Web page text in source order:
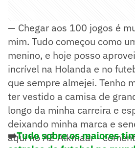
— Chegar aos 100 jogos é
mim. Tudo começou como
menino, e hoje posso
incrível na Holanda e no
que sempre almejei. Tenho
ter vestido a camisa de
longo da minha carreira e
deixando minha marca e
aqui no AZ Alkmaar -
➡️Tudo sobre os maiores